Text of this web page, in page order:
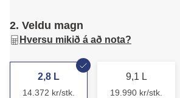
2. Veldu magn
Hversu mikið á að nota?
2,8 L
14.372 kr/stk.
9,1 L
19.990 kr/stk.